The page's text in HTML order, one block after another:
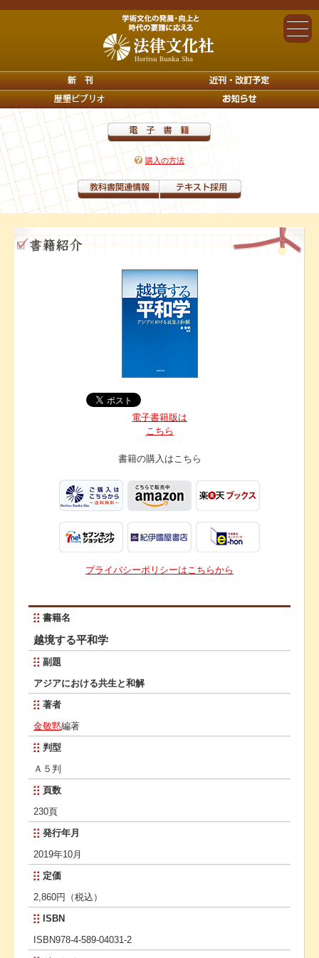
購入の方法
電子書籍版は
こちら
書籍の購入はこちら
プライバシーポリシーはこちらから
書籍名
越境する平和学
副題
アジアにおける共生と和解
著者
金敬黙編著
判型
Ａ５判
頁数
230頁
発行年月
2019年10月
定価
2,860円（税込）
ISBN
ISBN978-4-589-04031-2